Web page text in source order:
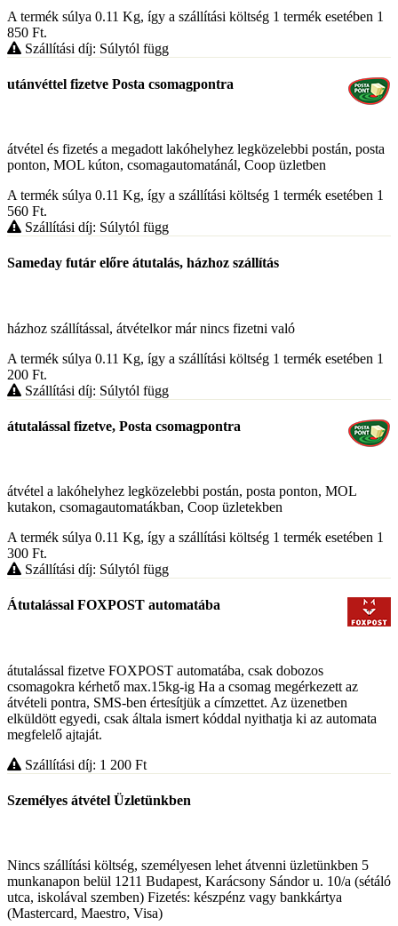
A termék súlya 0.11 Kg, így a szállítási költség 1 termék esetében 1
850 Ft.
Szállítási díj: Súlytól függ
utánvéttel fizetve Posta csomagpontra
átvétel és fizetés a megadott lakóhelyhez legközelebbi postán, posta
ponton, MOL kúton, csomagautomatánál, Coop üzletben
A termék súlya 0.11 Kg, így a szállítási költség 1 termék esetében 1
560 Ft.
Szállítási díj: Súlytól függ
Sameday futár előre átutalás, házhoz szállítás
házhoz szállítással, átvételkor már nincs fizetni való
A termék súlya 0.11 Kg, így a szállítási költség 1 termék esetében 1
200 Ft.
Szállítási díj: Súlytól függ
átutalással fizetve, Posta csomagpontra
átvétel a lakóhelyhez legközelebbi postán, posta ponton, MOL
kutakon, csomagautomatákban, Coop üzletekben
A termék súlya 0.11 Kg, így a szállítási költség 1 termék esetében 1
300 Ft.
Szállítási díj: Súlytól függ
Átutalással FOXPOST automatába
átutalással fizetve FOXPOST automatába, csak dobozos
csomagokra kérhető max.15kg-ig Ha a csomag megérkezett az
átvételi pontra, SMS-ben értesítjük a címzettet. Az üzenetben
elküldött egyedi, csak általa ismert kóddal nyithatja ki az automata
megfelelő ajtaját.
Szállítási díj: 1 200 Ft
Személyes átvétel Üzletünkben
Nincs szállítási költség, személyesen lehet átvenni üzletünkben 5
munkanapon belül 1211 Budapest, Karácsony Sándor u. 10/a (sétáló
utca, iskolával szemben) Fizetés: készpénz vagy bankkártya
(Mastercard, Maestro, Visa)